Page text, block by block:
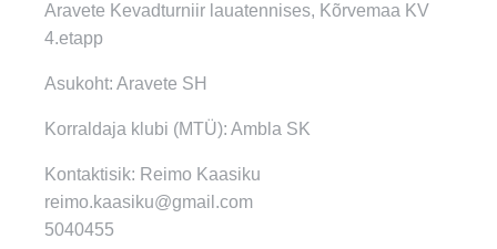
Aravete Kevadturniir lauatennises, Kõrvemaa KV
4.etapp
Asukoht: Aravete SH
Korraldaja klubi (MTÜ): Ambla SK
Kontaktisik: Reimo Kaasiku
reimo.kaasiku@gmail.com
5040455